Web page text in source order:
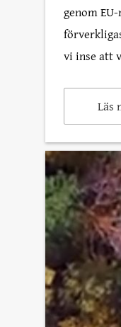
genom
vi inse att
Läs